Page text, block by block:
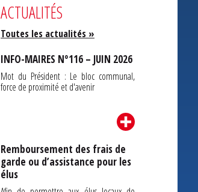
ACTUALITÉS
Toutes les actualités »
INFO-MAIRES N°116 – JUIN 2026
Mot du Président : Le bloc communal,
force de proximité et d'avenir
Remboursement des frais de
garde ou d’assistance pour les
élus